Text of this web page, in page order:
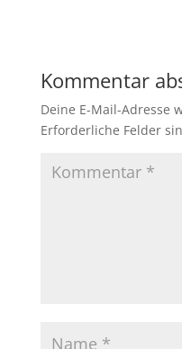
Kommentar
Deine E-Mail-Adresse
Erforderliche Felder